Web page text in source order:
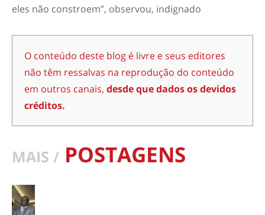
eles não constroem”, observou, indignado
O conteúdo deste blog é livre e seus editores
não têm ressalvas na reprodução do conteúdo
em outros canais, desde que dados os devidos
créditos.
MAIS / POSTAGENS